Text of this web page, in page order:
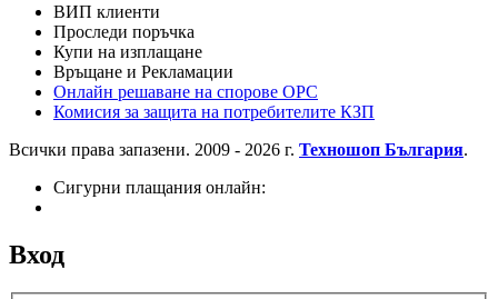
ВИП клиенти
Проследи поръчка
Купи на изплащане
Връщане и Рекламации
Онлайн решаване на спорове OPC
Комисия за защита на потребителите КЗП
Всички права запазени. 2009 - 2026 г. Техношоп България.
Сигурни плащания онлайн:
Вход